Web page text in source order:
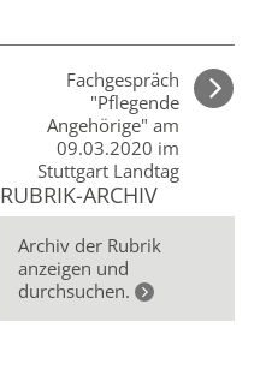
Fachgespräch
"Pflegende
Angehörige" am
09.03.2020 im
Stuttgart Landtag
RUBRIK-ARCHIV
Archiv der Rubrik
anzeigen und
durchsuchen.